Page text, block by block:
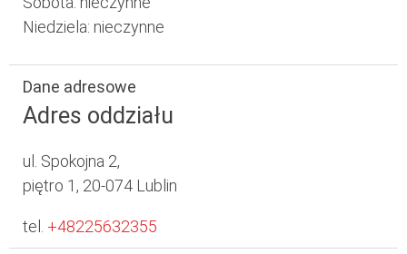
Niedziela: nieczynne
Dane adresowe
Adres oddziału
ul. Spokojna 2,
piętro 1, 20-074 Lublin
tel. +48225632355